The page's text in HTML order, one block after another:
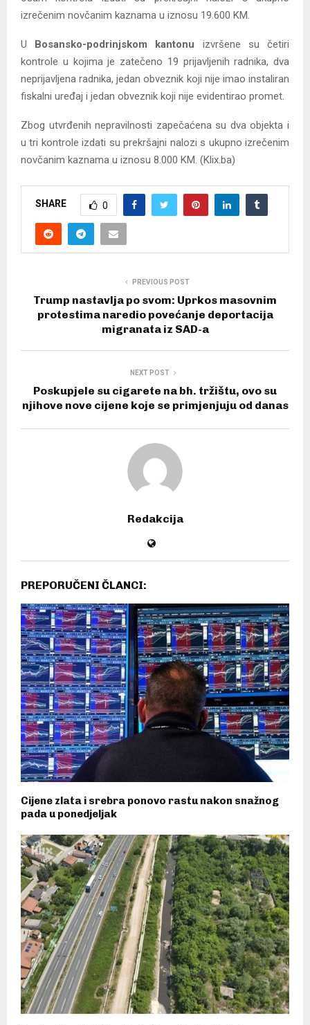
izrečenim novčanim kaznama u iznosu 19.600 KM.
U Bosansko-podrinjskom kantonu izvršene su četiri
kontrole u kojima je zatečeno 19 prijavljenih radnika, dva
neprijavljena radnika, jedan obveznik koji nije imao instaliran
fiskalni uređaj i jedan obveznik koji nije evidentirao promet.
Zbog utvrđenih nepravilnosti zapečaćena su dva objekta i
u tri kontrole izdati su prekršajni nalozi s ukupno izrečenim
novčanim kaznama u iznosu 8.000 KM. (Klix.ba)
SHARE 0
PREVIOUS POST
Trump nastavlja po svom: Uprkos masovnim
protestima naredio povećanje deportacija
migranata iz SAD-a
NEXT POST
Poskupjele su cigarete na bh. tržištu, ovo su
njihove nove cijene koje se primjenjuju od danas
Redakcija
PREPORUČENI ČLANCI:
Cijene zlata i srebra ponovo rastu nakon snažnog
pada u ponedjeljak